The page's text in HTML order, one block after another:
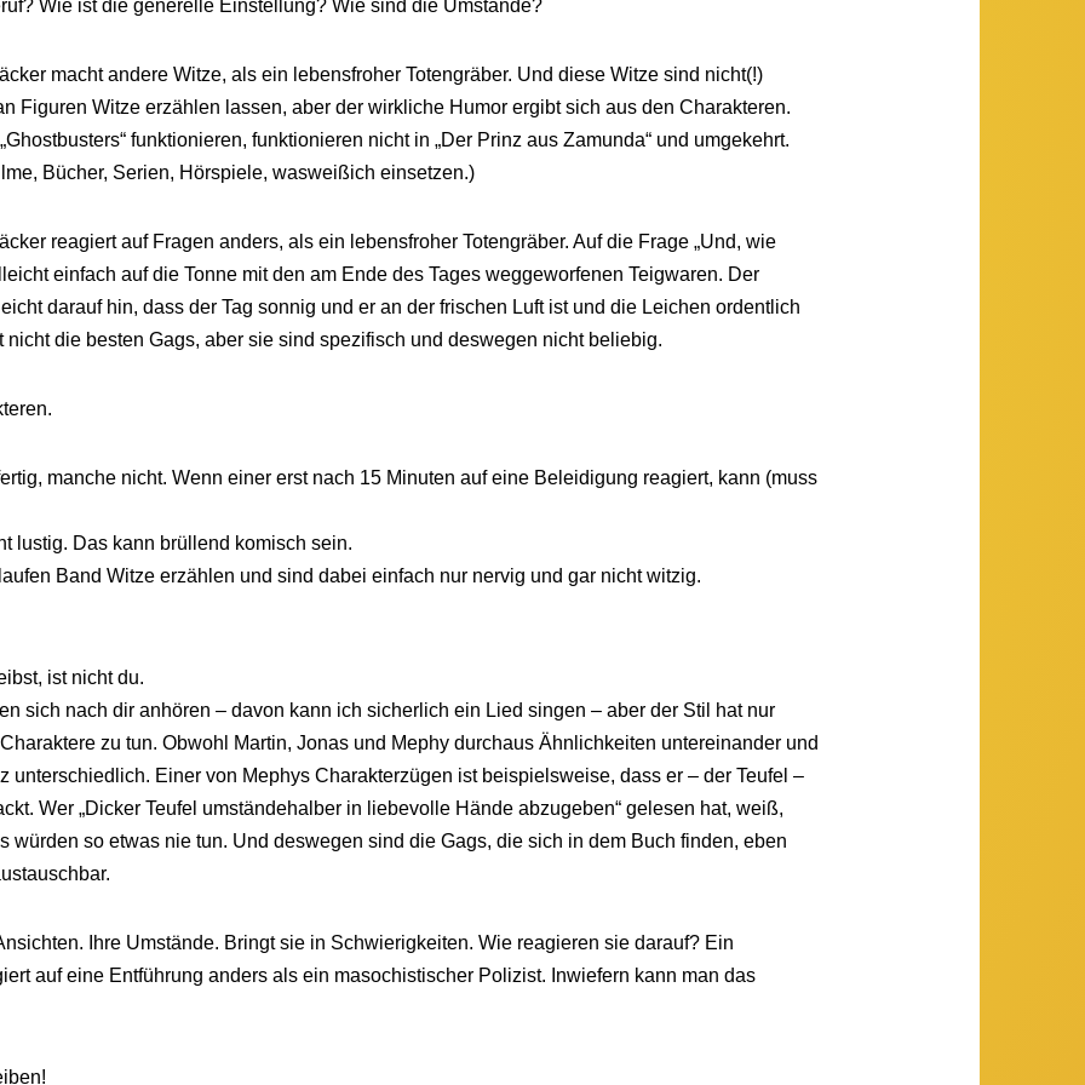
Wie ist die generelle Einstellung? Wie sind die Umstände?
macht andere Witze, als ein lebensfroher Totengräber. Und diese Witze sind nicht(!)
Figuren Witze erzählen lassen, aber der wirkliche Humor ergibt sich aus den Charakteren.
funktionieren, funktionieren nicht in „Der Prinz aus Zamunda“ und umgekehrt.
Bücher, Serien, Hörspiele, wasweißich einsetzen.)
reagiert auf Fragen anders, als ein lebensfroher Totengräber. Auf die Frage „Und, wie
einfach auf die Tonne mit den am Ende des Tages weggeworfenen Teigwaren. Der
darauf hin, dass der Tag sonnig und er an der frischen Luft ist und die Leichen ordentlich
die besten Gags, aber sie sind spezifisch und deswegen nicht beliebig.
manche nicht. Wenn einer erst nach 15 Minuten auf eine Beleidigung reagiert, kann (muss
lustig. Das kann brüllend komisch sein.
Band Witze erzählen und sind dabei einfach nur nervig und gar nicht witzig.
ist nicht du.
sich nach dir anhören – davon kann ich sicherlich ein Lied singen – aber der Stil hat nur
zu tun. Obwohl Martin, Jonas und Mephy durchaus Ähnlichkeiten untereinander und
unterschiedlich. Einer von Mephys Charakterzügen ist beispielsweise, dass er – der Teufel –
Wer „Dicker Teufel umständehalber in liebevolle Hände abzugeben“ gelesen hat, weiß,
würden so etwas nie tun. Und deswegen sind die Gags, die sich in dem Buch finden, eben
Ihre Umstände. Bringt sie in Schwierigkeiten. Wie reagieren sie darauf? Ein
auf eine Entführung anders als ein masochistischer Polizist. Inwiefern kann man das